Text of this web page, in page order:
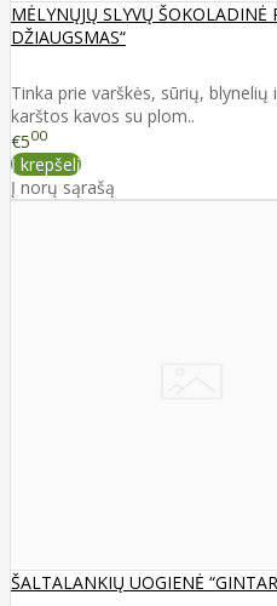
MĖLYNŲJŲ SLYVŲ ŠOKOLADINĖ
DŽIAUGSMAS“
Tinka prie varškės, sūrių, blynelių
karštos kavos su plom..
€500
Į krepšelį
Į norų sąrašą
ŠALTALANKIŲ UOGIENĖ